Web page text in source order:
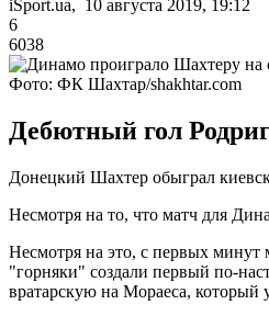
iSport.ua, 10 августа 2019, 19:12
6
6038
Фото: ФК Шахтар/shakhtar.com
Дебютный гол
Донецкий Шахтер обыграл
Несмотря на то, что матч для
Несмотря на это, с первых
"горняки" создали первый по-
вратарскую на Мораеса, который